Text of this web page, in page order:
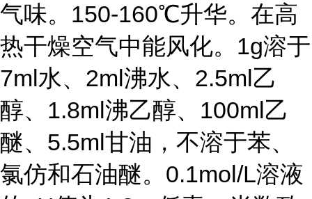
气味。150-160℃升华。在高
热干燥空气中能风化。1g溶于
7ml水、2ml沸水、2.5ml乙
醇、1.8ml沸乙醇、100ml乙
醚、5.5ml甘油，不溶于苯、
氯仿和石油醚。0.1mol/L溶液